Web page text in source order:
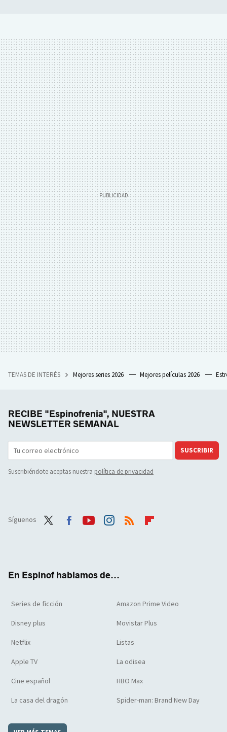
TEMAS DE INTERÉS Mejores series 2026 Mejores películas 2026
RECIBE "Espinofrenia", NUESTRA
NEWSLETTER SEMANAL
SUSCRIBIR
Suscribiéndote aceptas nuestra política de privacidad
Síguenos
En Espinof hablamos de...
Series de ficción Amazon Prime Video
Disney plus Movistar Plus
Netflix Listas
Apple TV La odisea
Cine español HBO Max
La casa del dragón Spider-man: Brand New Day